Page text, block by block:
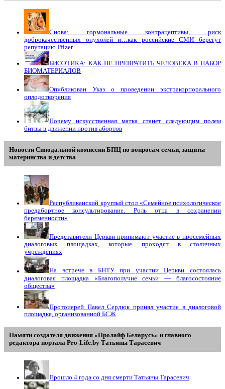
Снова: гормональные контрацептивы, риск
доброкачественных опухолей и…как российские СМИ берегут
репутацию Pfizer
БИОЭТИКА: КАК НЕ ПРЕВРАТИТЬ ЧЕЛОВЕКА В НАБОР
БИОМАТЕРИАЛОВ
Опубликован Указ о проведении экстракорпорального
оплодотворения
Почему искусственная матка станет следующим полем
битвы в движении против абортов
Новости Синодальной комиссии БПЦ по вопросам семьи, защиты
материнства и детства
Республиканский круглый стол «Семейное психологическое
предабортное консультирование. Роль отца в сохранении
беременности»
Представители Церкви принимают участие в просемейных
диалоговых площадках, которые проходят в столичных
учреждениях
На встрече в БНТУ при участии Церкви состоялась
диалоговая площадка «Благополучие семьи — благосостояние
общества»
Протоиерей Павел Сердюк принял участие в диалоговой
площадке, организованной БСЖ
Памяти создателя движения «Пролайф Беларусь» и главного
редактора портала Pro-Life.by Tатьяны Tарасевич
Прошло 4 года со дня смерти Татьяны Тарасевич